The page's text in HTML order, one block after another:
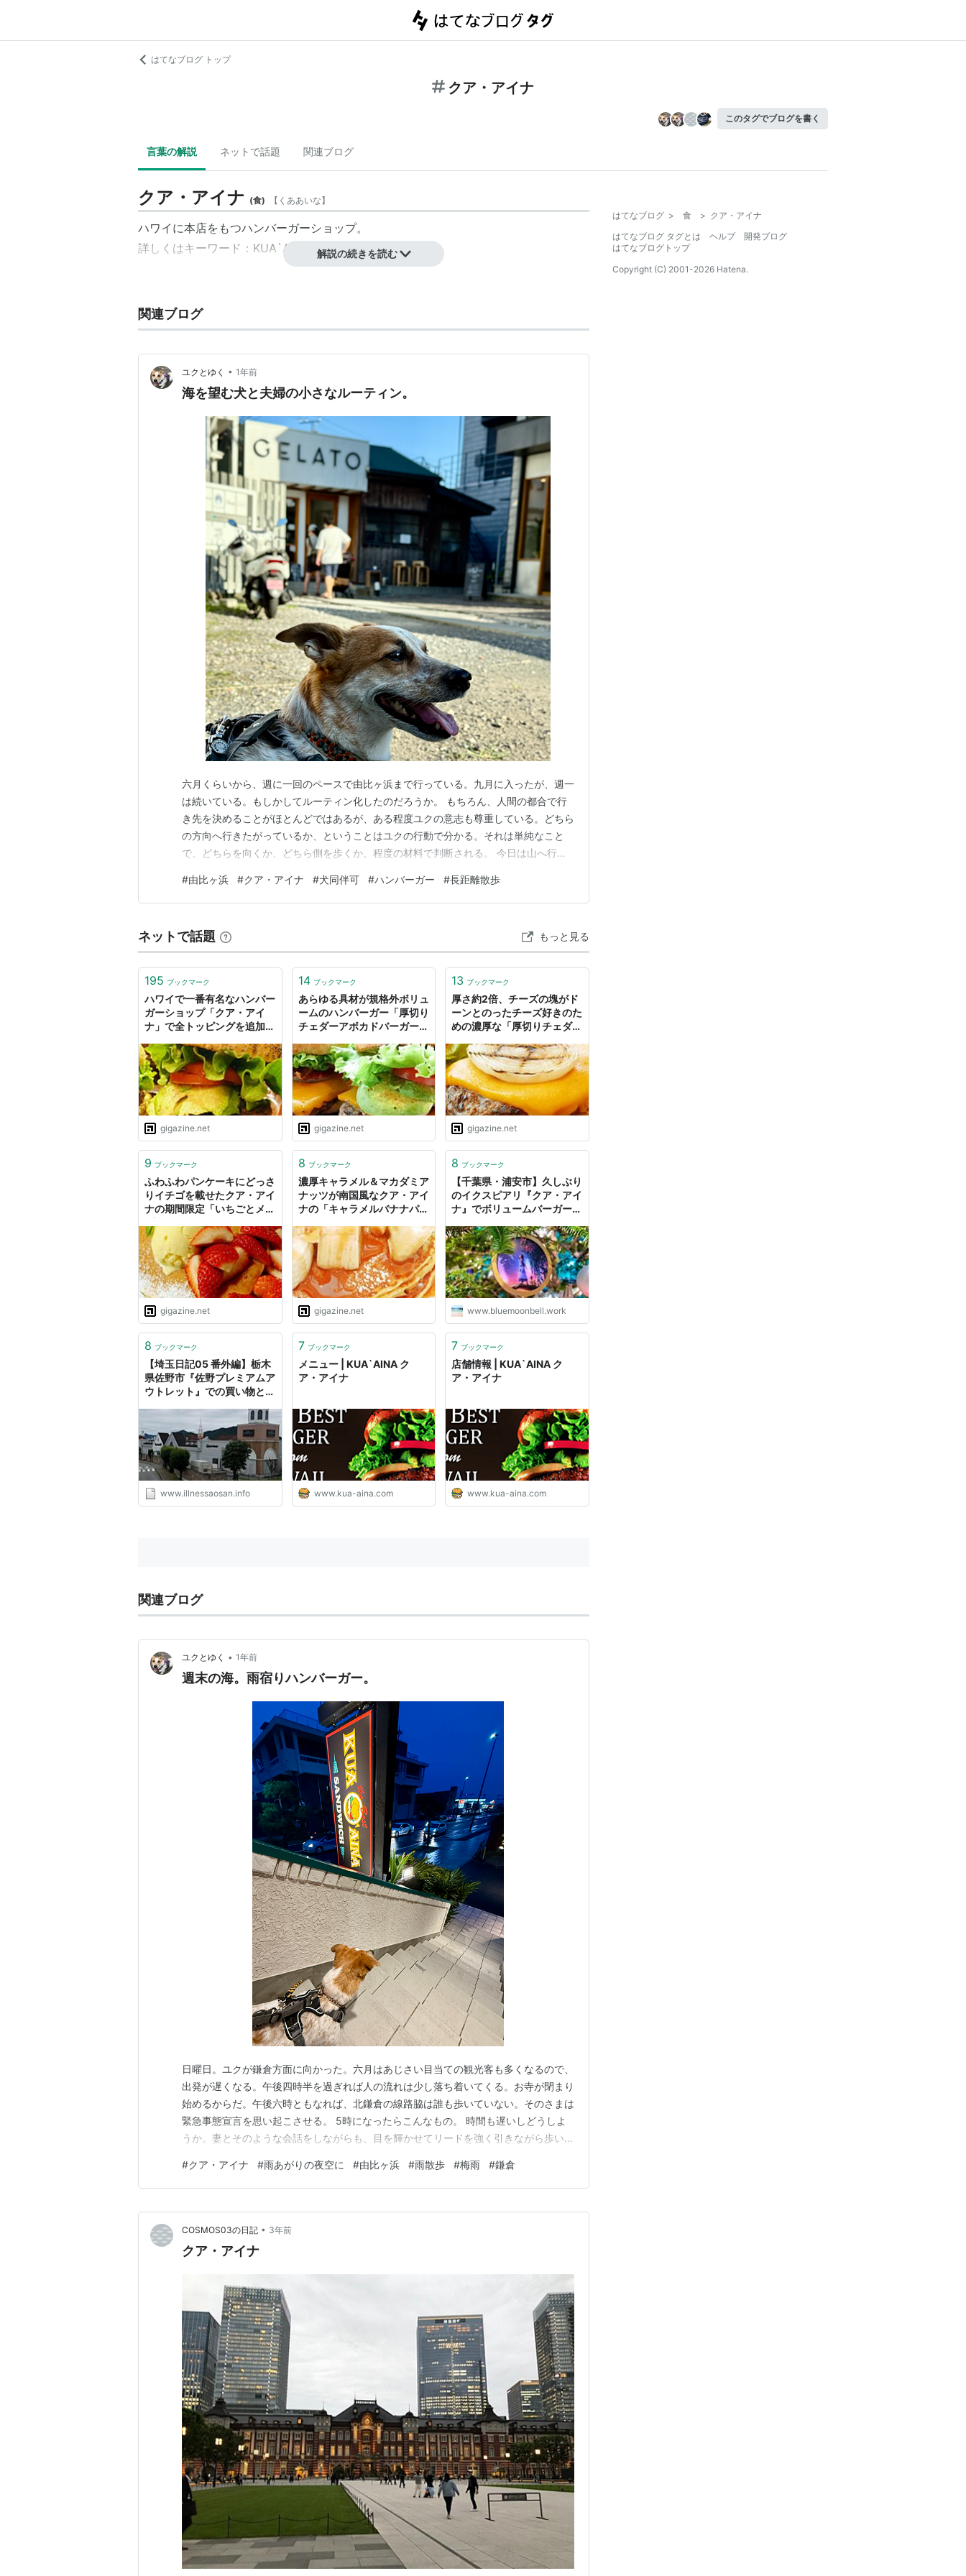
はてなブログ トップ
クア・アイナ
このタグでブログを書く
言葉の解説 ネットで話題 関連ブログ
クア・アイナ (食) 【 くああいな】
ハワイに本店をもつハンバーガーショップ。
詳しくはキーワード ： KUA`AINA を参照のこと。
解説の続きを読む
関連ブログ
ユクとゆく • 1年前
海を望む犬と夫婦の小さなルーティン。
六月くらいから、週に一回のペースで由比ヶ浜まで行っている。九月に入ったが、週一
は続いている。もしかしてルーティン化したのだろうか。 もちろん、人間の都合で行
き先を決めることがほとんどではあるが、ある程度ユクの意志も尊重している。どちら
の方向へ行きたがっているか、ということはユクの行動で分かる。それは単純なこと
で、どちらを向くか、どちら側を歩くか、程度の材料で判断される。 今日は山へ行く
に示される。家を出てすぐに鎌倉方面に走ろうとするのだ。その兆候が見られたら、夫
婦で情報共有する。「今朝、ユクは鎌倉方面に行きたがってい…
#由比ヶ浜 #クア・アイナ #犬同伴可 #ハンバーガー #長距離散歩
ネットで話題 もっと見る
195 ブックマーク
ハワイで一番有名なハンバー
ガーショップ「クア・アイ
ナ」で全トッピングを追加し
gigazine.net
14 ブックマーク
あらゆる具材が規格外ボリュ
ームのハンバーガー「厚切り
チェダーアボカドバーガー＆
ガー」をクア・アイナで食べ
てきた
gigazine.net
13 ブックマーク
厚さ約2倍、チーズの塊がド
ーンとのったチーズ好きのた
めの濃厚な「厚切りチェダー
イナで食べてきた
gigazine.net
9 ブックマーク
ふわふわパンケーキにどっさ
りイチゴを載せたクア・アイ
ナの期間限定「いちごとメー
みました
gigazine.net
8 ブックマーク
濃厚キャラメル＆マカダミア
ナッツが南国風なクア・アイ
ナの「キャラメルバナナパン
gigazine.net
8 ブックマーク
【千葉県・浦安市】久しぶり
のイクスピアリ『クア・アイ
ナ』でボリュームバーガーラ
www.bluemoonbell.work
8 ブックマーク
【埼玉日記05 番外編】栃木
県佐野市『佐野プレミアムア
ウトレット』での買い物と
のお話。 - 食べるをいかすラ
イオン
www.illnessaosan.info
7 ブックマーク
メニュー | KUA`AINA ク
ア・アイナ
www.kua-aina.com
7 ブックマーク
店舗情報 | KUA`AINA ク
ア・アイナ
www.kua-aina.com
関連ブログ
ユクとゆく • 1年前
週末の海。雨宿りハンバーガー。
日曜日。ユクが鎌倉方面に向かった。六月はあじさい目当ての観光客も多くなるので、
出発が遅くなる。午後四時半を過ぎれば人の流れは少し落ち着いてくる。お寺が閉まり
始めるからだ。午後六時ともなれば、北鎌倉の線路脇は誰も歩いていない。そのさまは
緊急事態宣言を思い起こさせる。 5時になったらこんなもの。 時間も遅いしどうしよ
うか。妻とそのような会話をしながらも、目を輝かせてリードを強く引きながら歩いて
くユク坊。 海へ行くか、帰路に就くかの地点は二箇所ほどある。その場所でユクは海
の方向へと身体ごと寄せてなんとかそちらへ行こうとする…
#クア・アイナ #雨あがりの夜空に #由比ヶ浜 #雨散歩 #梅雨 #鎌倉
COSMOS03の日記 • 3年前
クア・アイナ
はてなブログ > 食 > クア・アイナ
はてなブログ タグとは
ヘルプ
開発ブログ
はてなブログトップ
Copyright (C) 2001-2026 Hatena.